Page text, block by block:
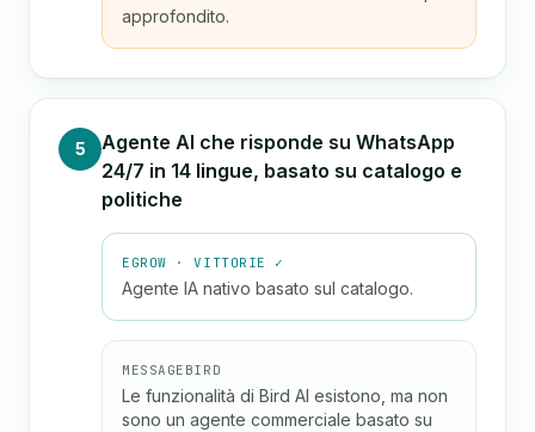
approfondito.
5
Agente AI che risponde su WhatsApp
24/7 in 14 lingue, basato su catalogo e
politiche
EGROW · VITTORIE ✓
Agente IA nativo basato sul catalogo.
MESSAGEBIRD
Le funzionalità di Bird AI esistono, ma non
sono un agente commerciale basato su